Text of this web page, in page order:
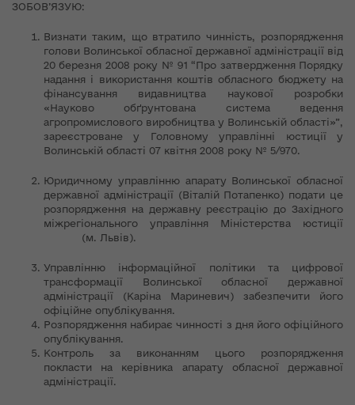
ЗОБОВ’ЯЗУЮ:
Визнати таким, що втратило чинність, розпорядження
голови Волинської обласної державної адміністрації від
20 березня 2008 року № 91 “Про затвердження Порядку
надання і використання коштів обласного бюджету на
фінансування видавництва наукової розробки
«Науково обґрунтована система ведення
агропромислового виробництва у Волинській області»”,
зареєстроване у Головному управлінні юстиції у
Волинській області 07 квітня 2008 року № 5/970.
Юридичному управлінню апарату Волинської обласної
державної адміністрації (Віталій Потапенко) подати це
розпорядження на державну реєстрацію до Західного
міжрегіонального управління Міністерства юстиції
(м. Львів).
Управлінню інформаційної політики та цифрової
трансформації Волинської обласної державної
адміністрації (Каріна Мариневич) забезпечити його
офіційне опублікування.
Розпорядження набирає чинності з дня його офіційного
опублікування.
Контроль за виконанням цього розпорядження
покласти на керівника апарату обласної державної
адміністрації.